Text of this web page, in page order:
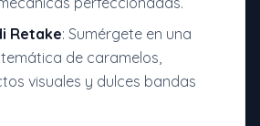
Retake: Sumérgete en una
de caramelos,
visuales y dulces bandas